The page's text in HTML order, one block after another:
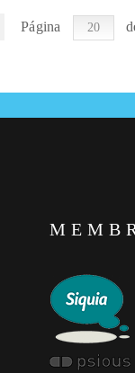
Página